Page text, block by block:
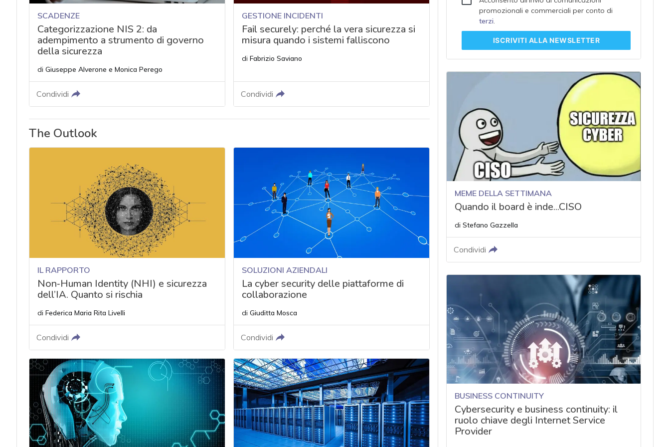
SCADENZE
Categorizzazione NIS 2: da
adempimento a strumento di governo
della sicurezza
di Giuseppe Alverone e Monica Perego
Condividi
GESTIONE INCIDENTI
Fail securely: perché la vera sicurezza si
misura quando i sistemi falliscono
di Fabrizio Saviano
Condividi
The Outlook
IL RAPPORTO
Non‑Human Identity (NHI) e sicurezza
dell’IA. Quanto si rischia
di Federica Maria Rita Livelli
Condividi
SOLUZIONI AZIENDALI
La cyber security delle piattaforme di
collaborazione
di Giuditta Mosca
Condividi
promozionali e commerciali per conto di
terzi.
ISCRIVITI ALLA NEWSLETTER
MEME DELLA SETTIMANA
Quando il board è inde...CISO
diStefano Gazzella
Condividi
BUSINESS CONTINUITY
Cybersecurity e business continuity: il
ruolo chiave degli Internet Service
Provider